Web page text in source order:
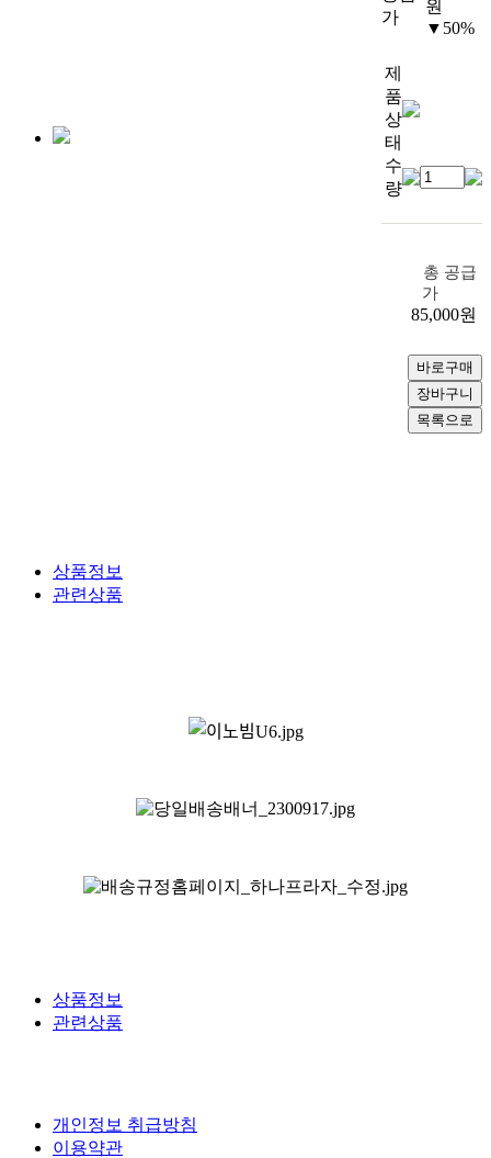
가
원
▼50%
제
품
상
태
수
량
총 공급
가
85,000원
상품정보
관련상품
상품정보
관련상품
개인정보 취급방침
이용약관